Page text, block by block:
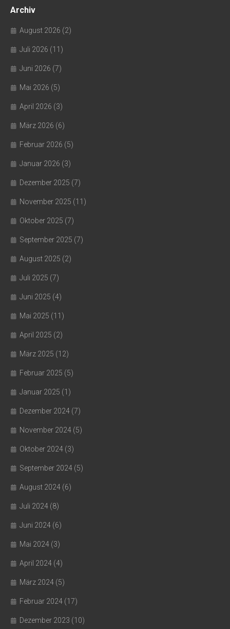
Archiv
August 2026 (2)
Juli 2026 (11)
Juni 2026 (7)
Mai 2026 (5)
April 2026 (3)
März 2026 (6)
Februar 2026 (5)
Januar 2026 (3)
Dezember 2025 (7)
November 2025 (11)
Oktober 2025 (7)
September 2025 (7)
August 2025 (2)
Juli 2025 (7)
Juni 2025 (4)
Mai 2025 (11)
April 2025 (2)
März 2025 (12)
Februar 2025 (5)
Januar 2025 (1)
Dezember 2024 (7)
November 2024 (5)
Oktober 2024 (3)
September 2024 (5)
August 2024 (6)
Juli 2024 (8)
Juni 2024 (6)
Mai 2024 (3)
April 2024 (4)
März 2024 (5)
Februar 2024 (17)
Dezember 2023 (10)